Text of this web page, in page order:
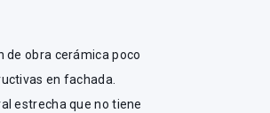
de obra cerámica poco
en fachada.
estrecha que no tiene